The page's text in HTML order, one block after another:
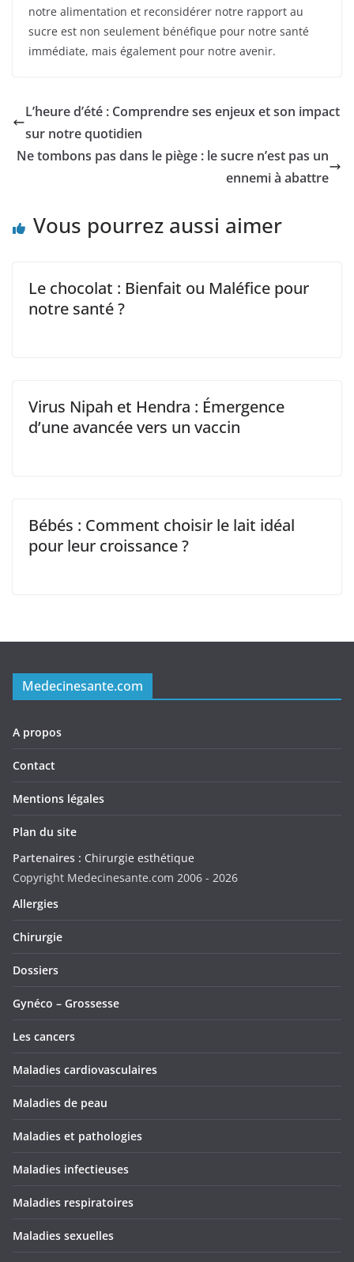
notre alimentation et reconsidérer notre rapport au
sucre est non seulement bénéfique pour notre santé
immédiate, mais également pour notre avenir.
L’heure d’été : Comprendre ses enjeux et son impact
sur notre quotidien
Ne tombons pas dans le piège : le sucre n’est pas un
ennemi à abattre
Vous pourrez aussi aimer
Le chocolat : Bienfait ou Maléfice pour
notre santé ?
Virus Nipah et Hendra : Émergence
d’une avancée vers un vaccin
Bébés : Comment choisir le lait idéal
pour leur croissance ?
Medecinesante.com
A propos
Contact
Mentions légales
Plan du site
Partenaires : Chirurgie esthétique
Copyright Medecinesante.com 2006 - 2026
Allergies
Chirurgie
Dossiers
Gynéco – Grossesse
Les cancers
Maladies cardiovasculaires
Maladies de peau
Maladies et pathologies
Maladies infectieuses
Maladies respiratoires
Maladies sexuelles